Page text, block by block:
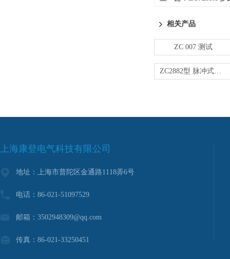
相关产品
ZC 007 测试
ZC2882型 脉冲式线圈测试仪
上海康登电气科技有限公司
地址：上海市普陀区金通路1118弄6号
电话：86-021-51097529
邮箱：3502948309@qq.com
传真：86-021-33250451